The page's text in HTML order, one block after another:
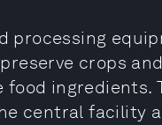
processing
crops
ingredients.
central facility